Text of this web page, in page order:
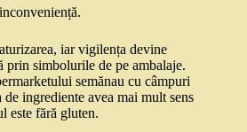
iar vigilența devine
prin simbolurile de pe ambalaje.
semănau cu câmpuri
ingrediente avea mai mult sens
este fără gluten.